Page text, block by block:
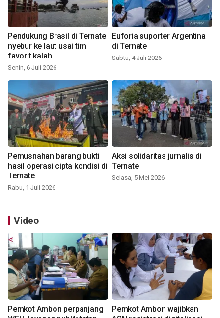
Pendukung Brasil di Ternate
nyebur ke laut usai tim
favorit kalah
Senin, 6 Juli 2026
Euforia suporter Argentina
di Ternate
Sabtu, 4 Juli 2026
Pemusnahan barang bukti
hasil operasi cipta kondisi di
Ternate
Rabu, 1 Juli 2026
Aksi solidaritas jurnalis di
Ternate
Selasa, 5 Mei 2026
Video
Pemkot Ambon perpanjang
Pemkot Ambon wajibkan